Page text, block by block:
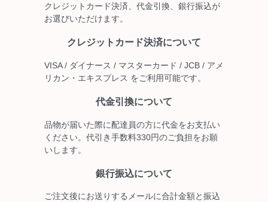
クレジットカード決済、代金引換、銀行振込が
お選びいただけます。
クレジットカード決済について
VISA / ダイナース / マスターカード / JCB / アメ
リカン・エキスプレス をご利用可能です。
代金引換について
品物が届いた際に配達員の方に代金をお支払い
ください。代引き手数料330円のご負担をお願
いします。
銀行振込について
ご注文後にお送りするメールに合計金額と振込